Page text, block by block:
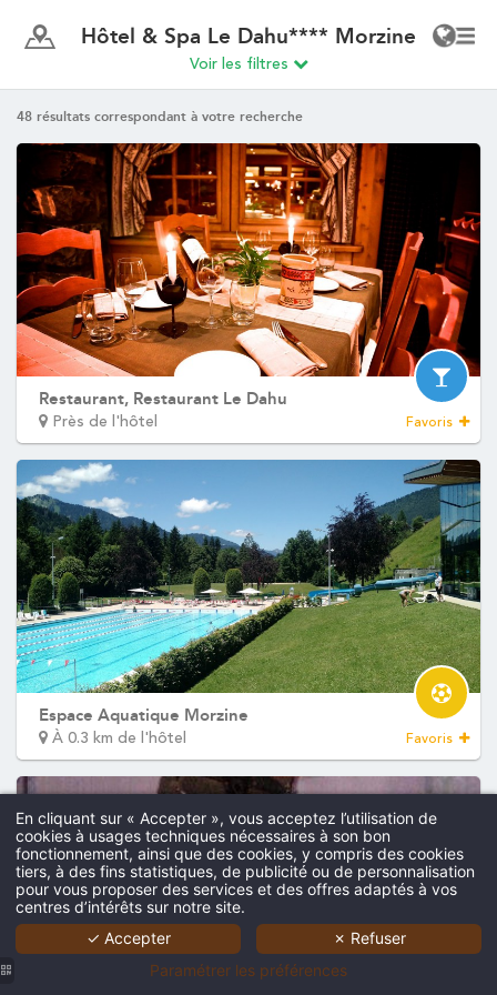
En cliquant sur « Accepter », vous acceptez l’utilisation de
cookies à usages techniques nécessaires à son bon
fonctionnement, ainsi que des cookies, y compris des cookies
tiers, à des fins statistiques, de publicité ou de personnalisation
pour vous proposer des services et des offres adaptés à vos
centres d’intérêts sur notre site.
✓ Accepter
✗ Refuser
Paramétrer les préférences